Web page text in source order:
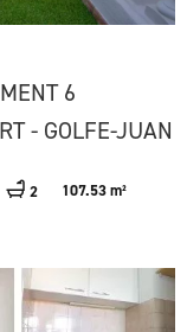
6
- GOLFE-JUAN
2 107.53 m²